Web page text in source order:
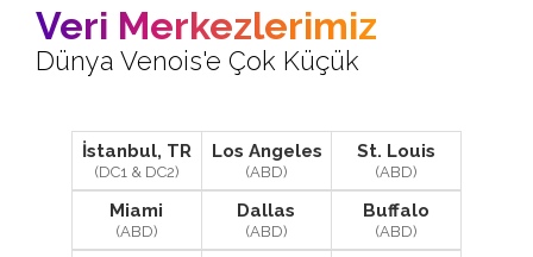
Veri Merkezlerimiz
Dünya Venois'e Çok Küçük
İstanbul, TR
(DC1 & DC2)
Los Angeles
(ABD)
St. Louis
(ABD)
Miami
(ABD)
Dallas
(ABD)
Buffalo
(ABD)